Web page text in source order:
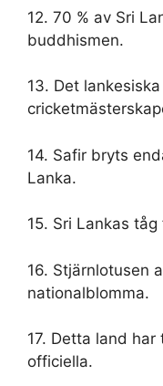
12. 70 % av Sri
buddhismen.
13. Det
14. Safir bryts
Lanka.
15. Sri Lankas
16. Stjärnlotusen
nationalblomma.
17. Detta land
officiella.